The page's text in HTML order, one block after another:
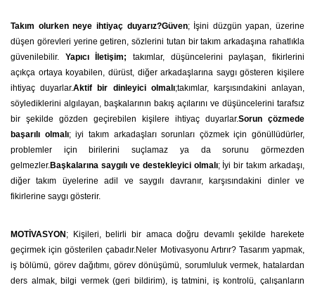
Takım olurken neye ihtiyaç duyarız?Güven; İşini düzgün yapan, üzerine
düşen görevleri yerine getiren, sözlerini tutan bir takım arkadaşına rahatlıkla
güvenilebilir. Yapıcı İletişim; takımlar, düşüncelerini paylaşan, fikirlerini
açıkça ortaya koyabilen, dürüst, diğer arkadaşlarına saygı gösteren kişilere
ihtiyaç duyarlar.Aktif bir dinleyici olmalı;takımlar, karşısındakini anlayan,
söylediklerini algılayan, başkalarının bakış açılarını ve düşüncelerini tarafsız
bir şekilde gözden geçirebilen kişilere ihtiyaç duyarlar.Sorun çözmede
başarılı olmalı; iyi takım arkadaşları sorunları çözmek için gönüllüdürler,
problemler için birilerini suçlamaz ya da sorunu görmezden
gelmezler.Başkalarına saygılı ve destekleyici olmalı; İyi bir takım arkadaşı,
diğer takım üyelerine adil ve saygılı davranır, karşısındakini dinler ve
fikirlerine saygı gösterir.
MOTİVASYON ; Kişileri, belirli bir amaca doğru devamlı şekilde harekete
geçirmek için gösterilen çabadır.Neler Motivasyonu Artırır? Tasarım yapmak,
iş bölümü, görev dağıtımı, görev dönüşümü, sorumluluk vermek, hatalardan
ders almak, bilgi vermek (geri bildirim), iş tatmini, iş kontrolü, çalışanların